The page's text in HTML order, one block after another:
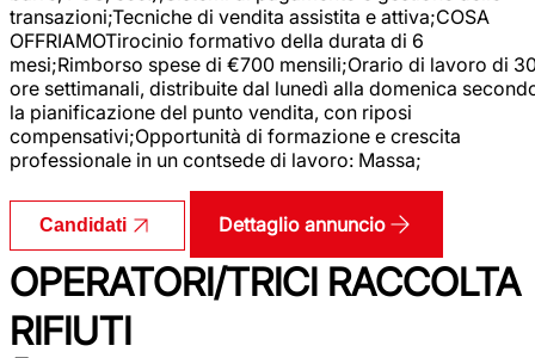
transazioni;Tecniche di vendita assistita e attiva;COSA
OFFRIAMOTirocinio formativo della durata di 6
mesi;Rimborso spese di €700 mensili;Orario di lavoro di
ore settimanali, distribuite dal lunedì alla domenica
la pianificazione del punto vendita, con riposi
compensativi;Opportunità di formazione e crescita
professionale in un contsede di lavoro: Massa;
Candidati Dettaglio annuncio
OPERATORI/TRICI RACCOLTA
RIFIUTI